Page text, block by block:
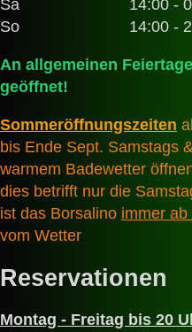
Sa
14:00 -
So
14:00 -
An allgemeinen
geöffnet!
Sommeröffnungszeiten
bis Ende Sept. Samstags
warmem Badewetter
dies betrifft nur die
ist das Borsalino immer ab
vom Wetter.
Reservationen
Montag - Freitag bis 20